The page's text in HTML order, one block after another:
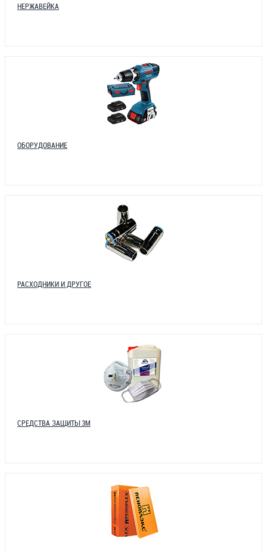
НЕРЖАВЕЙКА
ОБОРУДОВАНИЕ
РАСХОДНИКИ И ДРУГОЕ
СРЕДСТВА ЗАЩИТЫ 3М